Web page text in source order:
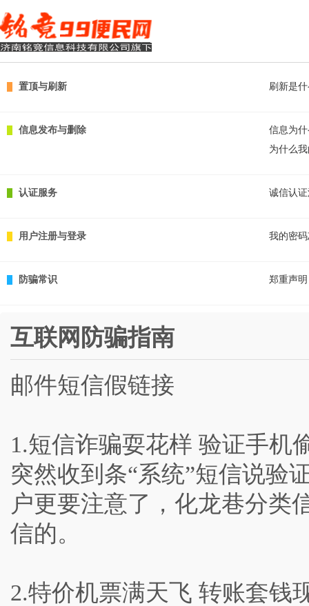
置顶与刷新 刷新是
信息发布与删除
信息为
为什么
认证服务 诚信认
用户注册与登录 我的密
防骗常识 郑重声明
互联网防骗指南
邮件短信假链接
1.短信诈骗耍花样 验证手机
突然收到条“系统”短信说验
户更要注意了，化龙巷分类
信的。
2.特价机票满天飞 转账套钱